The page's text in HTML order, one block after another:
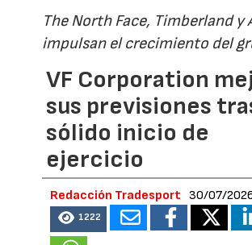
The North Face, Timberland y
impulsan el crecimiento del
VF Corporation
sus previsiones
sólido inicio de
ejercicio
Redacción Tradesport 30/07/
1222